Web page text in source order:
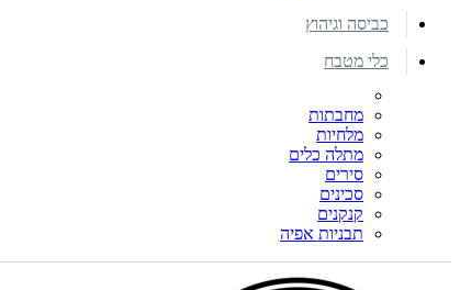
כביסה וגיהוץ
כלי מטבח
מחבתות
מלחיות
מתלה כלים
סירים
סכינים
קנקנים
תבניות אפיה